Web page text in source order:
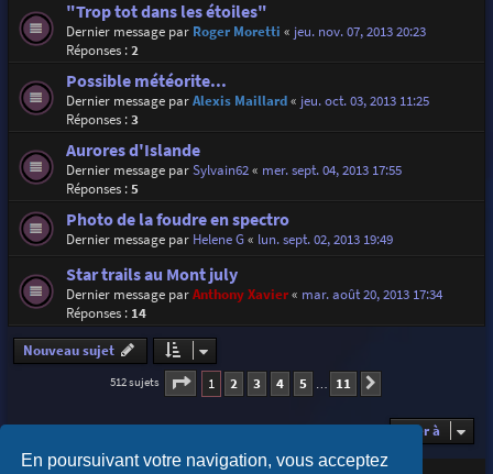
En poursuivant votre navigation, vous acceptez
"Trop tot dans les étoiles"
Dernier message par Roger Moretti « jeu. nov. 07, 2013 20:23
Réponses :2
Possible météorite...
Dernier message parAlexis Maillard« jeu. oct. 03, 2013 11:25
Réponses :3
Aurores d'Islande
Dernier message parSylvain62« mer. sept. 04, 2013 17:55
Réponses :5
Photo de la foudre en spectro
Dernier message par Helene G« lun. sept. 02, 2013 19:49
Star trails au Mont july
Dernier message parAnthony Xavier« mar. août 20, 2013 17:34
Réponses : 14
Nouveau sujet
512 sujets Page 1sur 11
1 2 3 4 5 11
Aller à